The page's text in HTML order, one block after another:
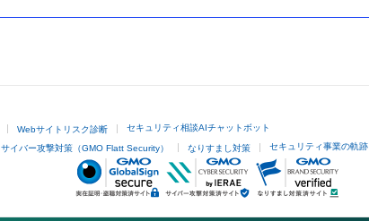
Webサイトリスク診断 セキュリティ相談AIチャットボット
サイバー攻撃対策（GMO Flatt Security） なりすまし対策 セキュリティ事業の軌跡